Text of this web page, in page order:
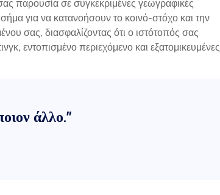
παρουσία σε συγκεκριμένες γεωγραφικές
για να κατανοήσουν το κοινό-στόχο και την
σας, διασφαλίζοντας ότι ο ιστότοπός σας
εντοπισμένο περιεχόμενο και εξατομικευμένες
άλλο.”